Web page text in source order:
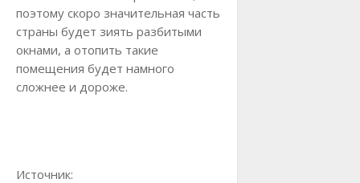
поэтому скоро значительная часть
страны будет зиять разбитыми
окнами, а отопить такие
помещения будет намного
сложнее и дороже.
Источник: